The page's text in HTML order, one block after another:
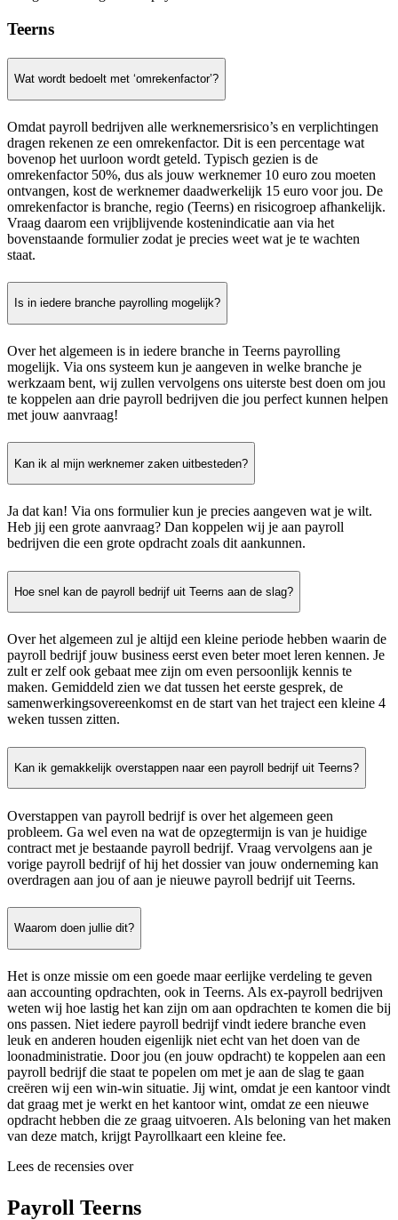
Teerns
Wat wordt bedoelt met ‘omrekenfactor’?
Omdat payroll bedrijven alle werknemersrisico’s en verplichtingen
dragen rekenen ze een omrekenfactor. Dit is een percentage wat
bovenop het uurloon wordt geteld. Typisch gezien is de
omrekenfactor 50%, dus als jouw werknemer 10 euro zou moeten
ontvangen, kost de werknemer daadwerkelijk 15 euro voor jou. De
omrekenfactor is branche, regio (Teerns) en risicogroep afhankelijk.
Vraag daarom een vrijblijvende kostenindicatie aan via het
bovenstaande formulier zodat je precies weet wat je te wachten
staat.
Is in iedere branche payrolling mogelijk?
Over het algemeen is in iedere branche in Teerns payrolling
mogelijk. Via ons systeem kun je aangeven in welke branche je
werkzaam bent, wij zullen vervolgens ons uiterste best doen om jou
te koppelen aan drie payroll bedrijven die jou perfect kunnen helpen
met jouw aanvraag!
Kan ik al mijn werknemer zaken uitbesteden?
Ja dat kan! Via ons formulier kun je precies aangeven wat je wilt.
Heb jij een grote aanvraag? Dan koppelen wij je aan payroll
bedrijven die een grote opdracht zoals dit aankunnen.
Hoe snel kan de payroll bedrijf uit Teerns aan de slag?
Over het algemeen zul je altijd een kleine periode hebben waarin de
payroll bedrijf jouw business eerst even beter moet leren kennen. Je
zult er zelf ook gebaat mee zijn om even persoonlijk kennis te
maken. Gemiddeld zien we dat tussen het eerste gesprek, de
samenwerkingsovereenkomst en de start van het traject een kleine 4
weken tussen zitten.
Kan ik gemakkelijk overstappen naar een payroll bedrijf uit Teerns?
Overstappen van payroll bedrijf is over het algemeen geen
probleem. Ga wel even na wat de opzegtermijn is van je huidige
contract met je bestaande payroll bedrijf. Vraag vervolgens aan je
vorige payroll bedrijf of hij het dossier van jouw onderneming kan
overdragen aan jou of aan je nieuwe payroll bedrijf uit Teerns.
Waarom doen jullie dit?
Het is onze missie om een goede maar eerlijke verdeling te geven
aan accounting opdrachten, ook in Teerns. Als ex-payroll bedrijven
weten wij hoe lastig het kan zijn om aan opdrachten te komen die bij
ons passen. Niet iedere payroll bedrijf vindt iedere branche even
leuk en anderen houden eigenlijk niet echt van het doen van de
loonadministratie. Door jou (en jouw opdracht) te koppelen aan een
payroll bedrijf die staat te popelen om met je aan de slag te gaan
creëren wij een win-win situatie. Jij wint, omdat je een kantoor vindt
dat graag met je werkt en het kantoor wint, omdat ze een nieuwe
opdracht hebben die ze graag uitvoeren. Als beloning van het maken
van deze match, krijgt Payrollkaart een kleine fee.
Lees de recensies over
Payroll Teerns